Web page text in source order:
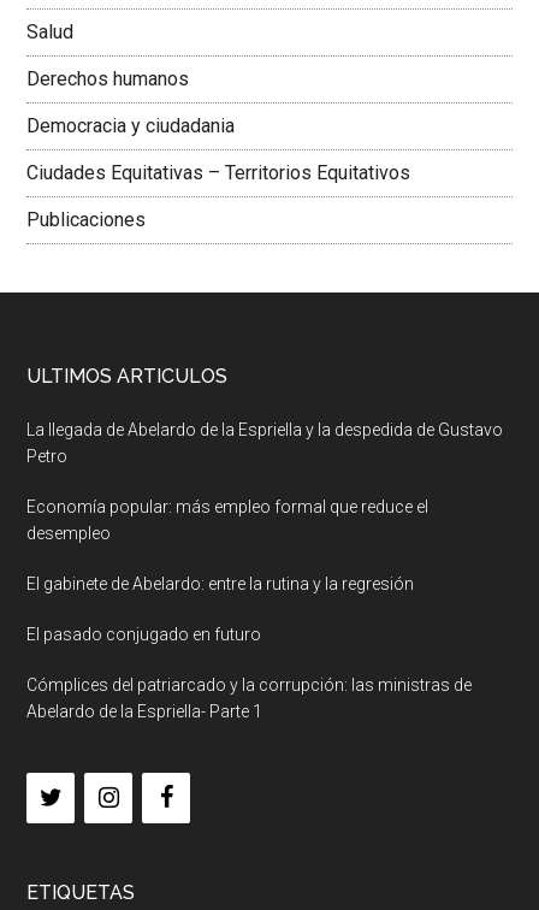
Salud
Derechos humanos
Democracia y ciudadania
Ciudades Equitativas – Territorios Equitativos
Publicaciones
ULTIMOS ARTICULOS
La llegada de Abelardo de la Espriella y la despedida de Gustavo
Petro
Economía popular: más empleo formal que reduce el
desempleo
El gabinete de Abelardo: entre la rutina y la regresión
El pasado conjugado en futuro
Cómplices del patriarcado y la corrupción: las ministras de
Abelardo de la Espriella- Parte 1
ETIQUETAS